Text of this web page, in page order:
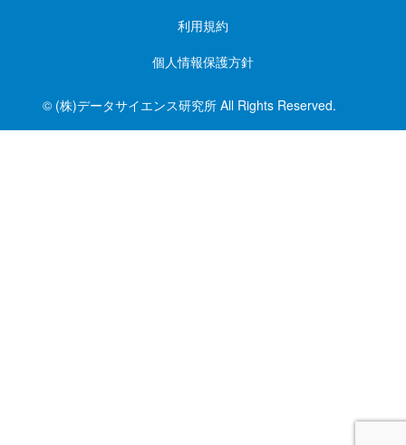
利用規約
個人情報保護方針
© (株)データサイエンス研究所 All Rights Reserved.